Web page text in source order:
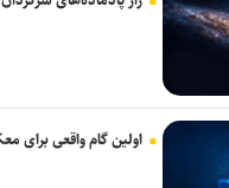
ملی‌پوشان نیراندازی با
در لیگ برتر کشتی انصراف
گرا به تمرینات گروهی
باید به جوانانش میدان بدهد/دل
اولین گام واقعی برای